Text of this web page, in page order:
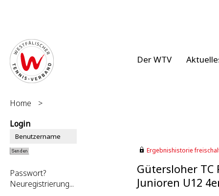
Der WTV
Home
>
Login
Passwort?
Neuregistrierung...
Ergebnishistorie
Gütersloher TC
Junioren U12